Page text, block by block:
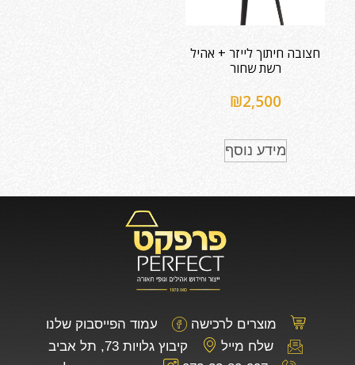
חצובה חיתוך לייזר + אהיל
רשת שחור
₪2,500
מידע נוסף
מוצרים לרכישה
עמוד הפייסבוק שלנו
שלח מייל
קיבוץ גלויות 73, תל אביב